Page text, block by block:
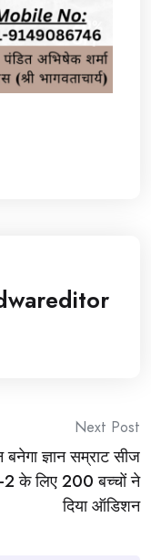
Next Post
बनेगा ज्ञान सम्राट सीज
के लिए 200 बच्चों ने
दिया ऑडिशन